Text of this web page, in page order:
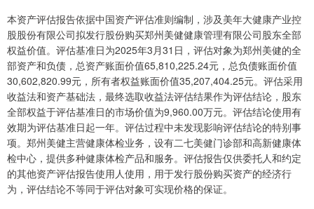
本资产评估报告依据中国资产评估准则编制，涉及美年大健康产业控
股股份有限公司拟发行股份购买郑州美健健康管理有限公司股东全部
权益价值。评估基准日为2025年3月31日，评估对象为郑州美健的全
部资产和负债，总资产账面价值65,810,225.24元，总负债账面价值
30,602,820.99元，所有者权益账面价值35,207,404.25元。评估采用
收益法和资产基础法，最终选取收益法评估结果作为评估结论，股东
全部权益于评估基准日的市场价值为9,960.00万元。评估结论使用有
效期为评估基准日起一年。评估过程中未发现影响评估结论的特别事
项。郑州美健主营健康体检业务，设有二七美健门诊部和高新健康体
检中心，提供多种健康体检产品和服务。评估报告仅供委托人和约定
的其他资产评估报告使用人使用，用于发行股份购买资产的经济行
为，评估结论不等同于评估对象可实现价格的保证。